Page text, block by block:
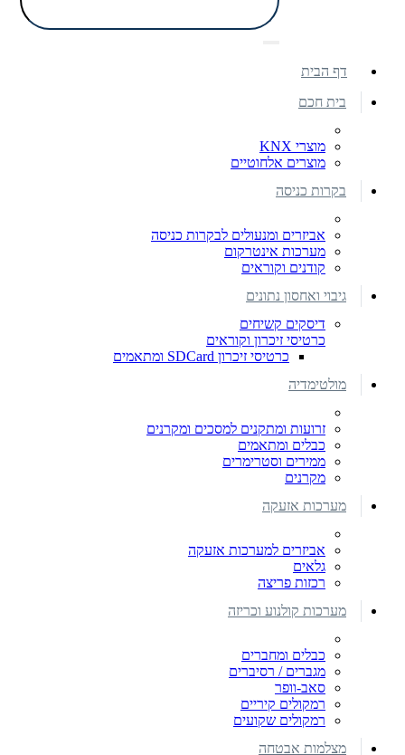
דף הבית
בית חכם
מוצרי KNX
מוצרים אלחוטיים
בקרות כניסה
אביזרים ומנעולים לבקרות כניסה
מערכות אינטרקום
קודנים וקוראים
גיבוי ואחסון נתונים
דיסקים קשיחים
כרטיסי זיכרון וקוראים
כרטיסי זיכרון SDCard ומתאמים
מולטימדיה
זרועות ומתקנים למסכים ומקרנים
כבלים ומתאמים
ממירים וסטרימרים
מקרנים
מערכות אזעקה
אביזרים למערכות אזעקה
גלאים
רכזות פריצה
מערכות קולנוע וכריזה
כבלים ומחברים
מגברים / רסיברים
סאב-וופר
רמקולים קיריים
רמקולים שקועים
מצלמות אבטחה